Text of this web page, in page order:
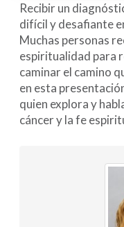
Recibir un
difícil y desafiante
Muchas personas
espiritualidad para
caminar el camino
en esta
quien explora y
cáncer y la fe